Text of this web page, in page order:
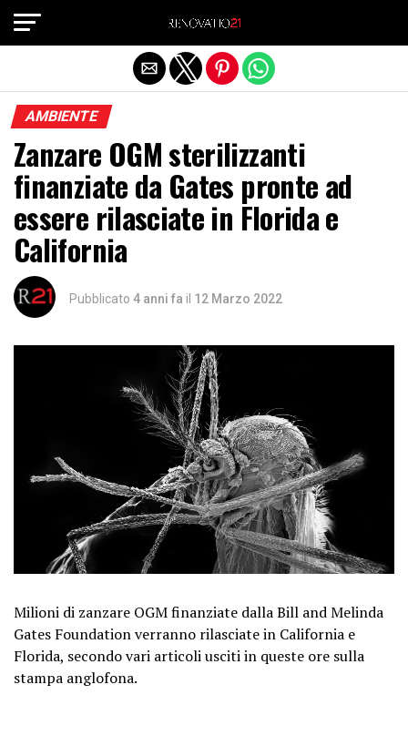
AMBIENTE
Zanzare OGM sterilizzanti
finanziate da Gates pronte ad
essere rilasciate in Florida e
California
Pubblicato 4 anni fa il 12 Marzo 2022
Milioni di zanzare OGM finanziate dalla Bill and Melinda
Gates Foundation verranno rilasciate in California e
Florida, secondo vari articoli usciti in queste ore sulla
stampa anglofona.
Exit mobile version